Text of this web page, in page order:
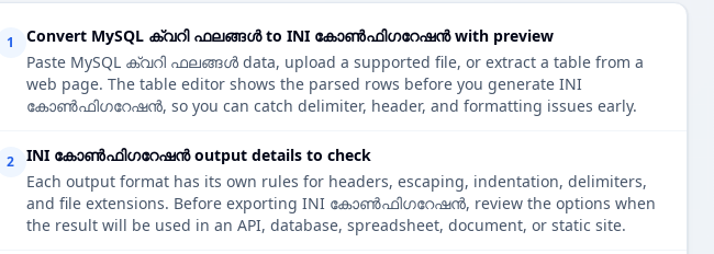
1
Convert MySQL ക്വറി ഫലങ്ങൾ to INI കോൺഫിഗറേഷൻ with preview
Paste MySQL ക്വറി ഫലങ്ങൾ data, upload a supported file, or extract a table from a
web page. The table editor shows the parsed rows before you generate INI
കോൺഫിഗറേഷൻ, so you can catch delimiter, header, and formatting issues early.
2
INI കോൺഫിഗറേഷൻ output details to check
Each output format has its own rules for headers, escaping, indentation, delimiters,
and file extensions. Before exporting INI കോൺഫിഗറേഷൻ, review the options when
the result will be used in an API, database, spreadsheet, document, or static site.